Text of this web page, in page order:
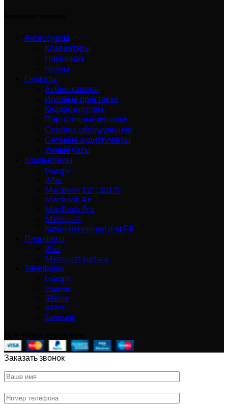
Аксессуары
Клавиатуры
Наушники
Чехлы
Гаджеты
Action-камеры
Игровые приставки
Квадрокоптеры
Портативные колонки
Сетевое оборудование
Сетевые аудиоплееры
Умные часы
Компьютеры
Google
iMac
MacBook 12" (2017)
Macbook Air
MacBook Pro
Microsoft
Комплектующие для ПК
Планшеты
iPad
Microsoft Surface
Телефоны
Google
Huawei
iPhone
Razer
Samsung
Заказать звонок